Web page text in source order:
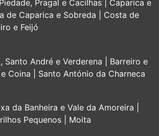
Pragal e Cacilhas | Caparica e
de Caparica e Sobreda | Costa de
e Feijó
Santo André e Verderena | Barreiro e
Coina | Santo António da Charneca
da Banheira e Vale da Amoreira |
Pequenos | Moita